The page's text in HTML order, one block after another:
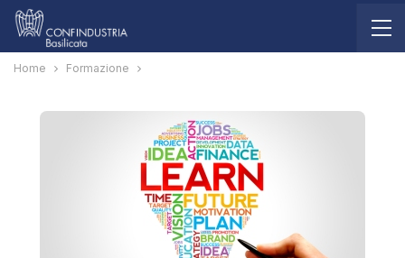
Home Formazione